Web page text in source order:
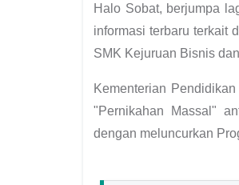
Halo Sobat, berjumpa
informasi terbaru terkait
SMK Kejuruan Bisnis
Kementerian
"Pernikahan Massal"
dengan meluncurkan